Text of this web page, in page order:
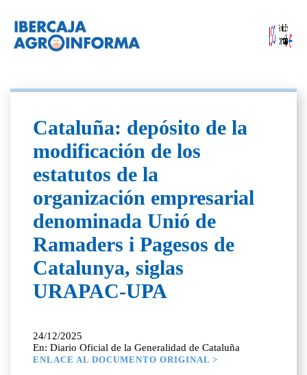
Cataluña: depósito de la
modificación de los
estatutos de la
organización empresarial
denominada Unió de
Ramaders i Pagesos de
Catalunya, siglas
URAPAC-UPA
24/12/2025
En: Diario Oficial de la Generalidad de Cataluña
ENLACE AL DOCUMENTO ORIGINAL >